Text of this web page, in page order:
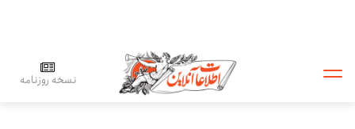
نسخه روزنامه